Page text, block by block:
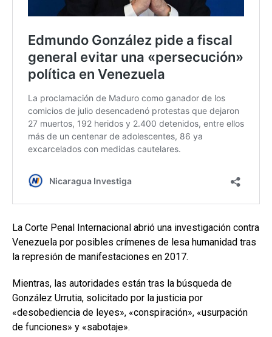
La Corte Penal Internacional abrió una investigación contra
Venezuela por posibles crímenes de lesa humanidad tras
la represión de manifestaciones en 2017.
Mientras, las autoridades están tras la búsqueda de
González Urrutia, solicitado por la justicia por
«desobediencia de leyes», «conspiración», «usurpación
de funciones» y «sabotaje».